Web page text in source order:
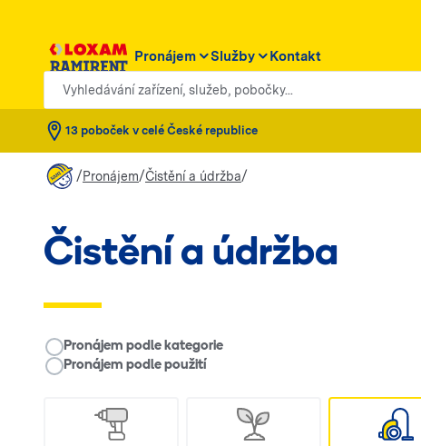
Pronájem Služby Kontakt
Vyhledávání zařízení, služeb, pobočky...
13 poboček v celé České republice
/Pronájem/Čistění a údržba/
Čistění a údržba
__RENTAL.LEGEND
Pronájem podle kategorie
Pronájem podle použití